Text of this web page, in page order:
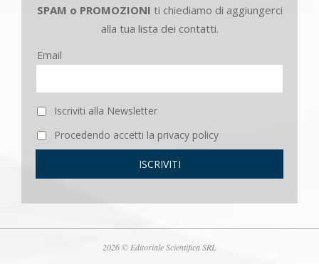
SPAM o PROMOZIONI ti chiediamo di aggiungerci
alla tua lista dei contatti.
Email
Iscriviti alla Newsletter
Procedendo accetti la privacy policy
2026 © Editoriale Scientifica SRL